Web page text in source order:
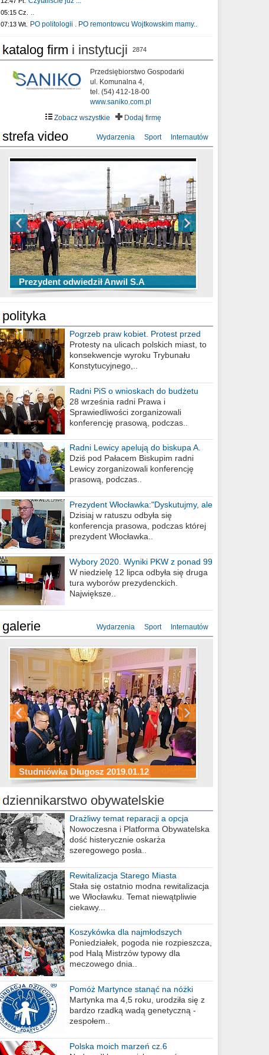
05:15 Cz. ..
07:13 Wt. PO politologii . PO remontowcu Wojtkowskim mamy..
katalog firm i instytucji 2874
Przedsiębiorstwo Gospodarki
ul. Komunalna 4,
tel. (54) 412-18-00
www.saniko.com.pl
Zobacz wszystkie
Dodaj firmę
strefa video Wydarzenia Sport Internautów
Prezydent odwiedził Anwil S.A
TOP 10 przechwytów Anwilu Włocławek
w EBL w sezonie 2019/2020
TOP 5 rzutów Anwilu Włocławek w BCL
w sezonie 2019/2020
Ni To Ponk - W oczach mamy strach
sixf33t .Last Year DRONE FOOTAGE
Włocławek
XXIII Sesja Rady Miasta Włocławek VIII
kadencji w dniu 09.06.2020 r.
polityka
Pogrzeb praw kobiet. Protest przed
biurem poselskim PiS
Protesty na ulicach polskich miast, to
konsekwencje wyroku Trybunału
Konstytucyjnego,..
Radni PiS o wnioskach do budżetu
miasta na 2021 rok
28 września radni Prawa i
Sprawiedliwości zorganizowali
konferencję prasową, podczas..
Radni Lewicy apelują do biskupa A.
Wiesława Meringa
Dziś pod Pałacem Biskupim radni
Lewicy zorganizowali konferencję
prasową, podczas..
Prezydent Włocławka:"Dyskutujmy, ale
nie obrażajmy się”
Dzisiaj w ratuszu odbyła się
konferencja prasowa, podczas której
prezydent Włocławka..
Wybory 2020. Wyniki PKW z ponad 99
procent obwodów
W niedzielę 12 lipca odbyła się druga
tura wyborów prezydenckich.
Największe..
galerie Wydarzenia Sport Internautów
Studniówka Długosz 2019.01.12
ZS Budowlanych 2019.01.12
Studniówka LZK 2019.01.11
Studniówka Kopernik 2019.01.11
Studniówka LMK 2019.01.05
Studniówka ZS Ekonomicznych
2019.01.05
dziennikarstwo obywatelskie
Drażliwy temat reparacji a opcja
berlińska
Nowoczesna i Platforma Obywatelska
dość histerycznie oskarża
szeregowego posła..
Rewitalizacja Starego Miasta
Stała się ostatnio modna rewitalizacja
we Włocławku. Temat niewątpliwie
ciekawy...
Koszykówka dla najmłodszych
Poniedziałek, pogoda nie rozpieszcza,
pod Halą Mistrzów typowy dla
meczowego dnia..
Pomóż Martynce stanąć na nóżki
Martynka ma 4,5 roku, urodziła się z
bardzo rzadką wadą genetyczną -
zespołem..
Polska moich marzeń cz.6